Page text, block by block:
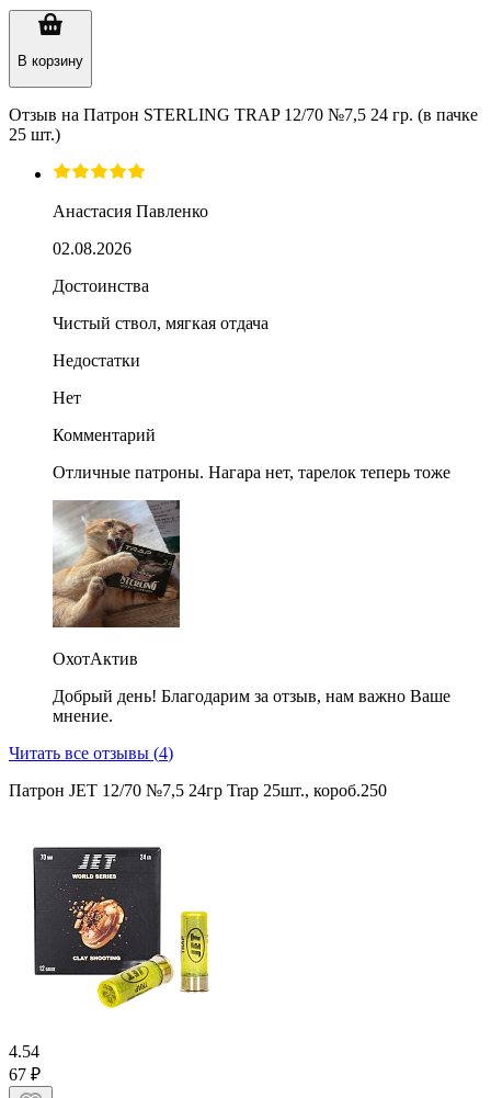
В корзину
Отзыв на Патрон STERLING TRAP 12/70 №7,5 24 гр. (в пачке
25 шт.)
Анастасия Павленко
02.08.2026
Достоинства
Чистый ствол, мягкая отдача
Недостатки
Нет
Комментарий
Отличные патроны. Нагара нет, тарелок теперь тоже
ОхотАктив
Добрый день! Благодарим за отзыв, нам важно Ваше
мнение.
Читать все отзывы (4)
Патрон JET 12/70 №7,5 24гр Trap 25шт., короб.250
4.54
67 ₽